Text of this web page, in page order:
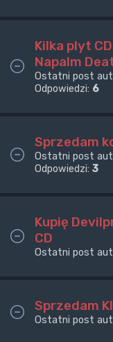
Kilka plyt
Napalm
Ostatni post
Odpowiedzi: 6
Sprzedam
Ostatni post
Odpowiedzi: 3
Kupię
CD
Ostatni post
Sprzedam
Ostatni post